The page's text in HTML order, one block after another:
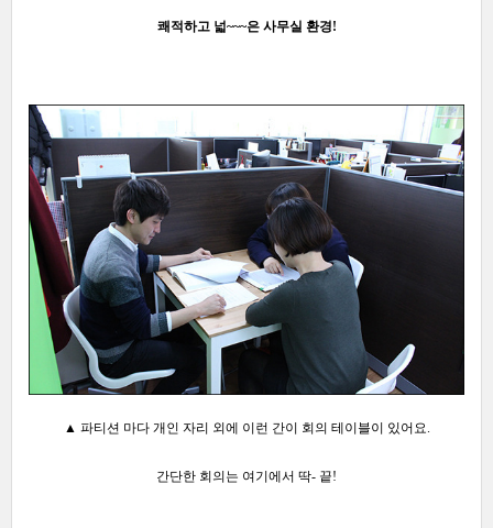
쾌적하고 넓~~~은 사무실 환경!
▲ 파티션 마다 개인 자리 외에 이런 간이 회의 테이블이 있어요.
간단한 회의는 여기에서 딱- 끝!